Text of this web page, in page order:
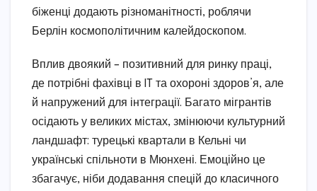
біженці додають різноманітності, роблячи
Берлін космополітичним калейдоскопом.
Вплив двоякий – позитивний для ринку праці,
де потрібні фахівці в IT та охороні здоров’я, але
й напружений для інтеграції. Багато мігрантів
осідають у великих містах, змінюючи культурний
ландшафт: турецькі квартали в Кельні чи
українські спільноти в Мюнхені. Емоційно це
збагачує, ніби додавання спецій до класичного